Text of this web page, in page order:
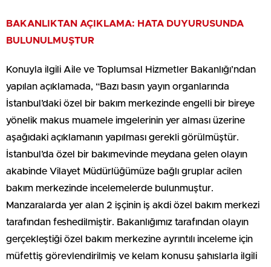
BAKANLIKTAN AÇIKLAMA: HATA DUYURUSUNDA
BULUNULMUŞTUR
Konuyla ilgili Aile ve Toplumsal Hizmetler Bakanlığı’ndan
yapılan açıklamada, “Bazı basın yayın organlarında
İstanbul’daki özel bir bakım merkezinde engelli bir bireye
yönelik makus muamele imgelerinin yer alması üzerine
aşağıdaki açıklamanın yapılması gerekli görülmüştür.
İstanbul’da özel bir bakımevinde meydana gelen olayın
akabinde Vilayet Müdürlüğümüze bağlı gruplar acilen
bakım merkezinde incelemelerde bulunmuştur.
Manzaralarda yer alan 2 işçinin iş akdi özel bakım merkezi
tarafından feshedilmiştir. Bakanlığımız tarafından olayın
gerçekleştiği özel bakım merkezine ayrıntılı inceleme için
müfettiş görevlendirilmiş ve kelam konusu şahıslarla ilgili